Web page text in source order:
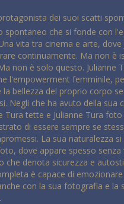
dei suoi scatti
spontaneo che si fonde con
vita tra cinema e arte, dove
continuamente. Ma non è
non è solo questo. Julianne
l'empowerment femminile,
la bellezza del proprio corpo
Negli che ha avuto della sua
Tura tette e Julianne Tura foto
di essere sempre se
La sua naturalezza
dove appare spesso senza
che denota sicurezza e
è capace di
con la sua fotografia e la